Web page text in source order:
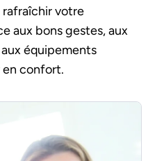
votre
aux bons gestes, aux
équipements
confort.